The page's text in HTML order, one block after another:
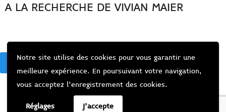
Notre site utilise des cookies pour vous garantir une
meilleure expérience. En poursuivant votre navigation,
vous acceptez l’enregistrement des cookies.
Réglages J'accepte
A LA RECHERCHE DE VIVIAN MAIER
BACK